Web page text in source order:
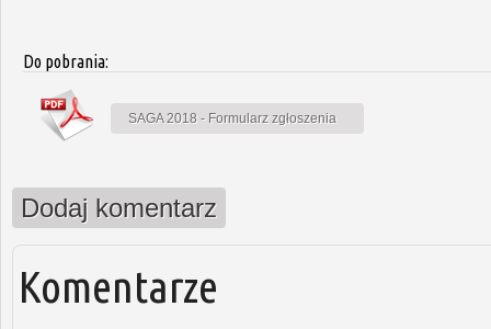
Do pobrania:
SAGA 2018 - Formularz zgłoszenia
Dodaj komentarz
Komentarze